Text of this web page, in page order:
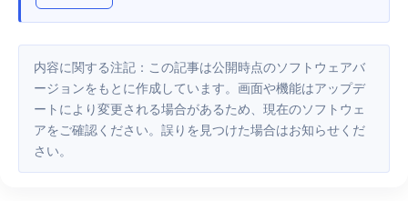
内容に関する注記：この記事は公開時点のソフトウェアバ
ージョンをもとに作成しています。画面や機能はアップデ
ートにより変更される場合があるため、現在のソフトウェ
アをご確認ください。誤りを見つけた場合はお知らせくだ
さい。